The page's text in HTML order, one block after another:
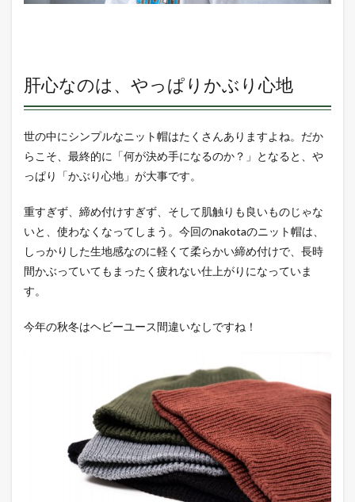
肝心なのは、やっぱりかぶり心地
世の中にシンプルなニット帽はたくさんありますよね。だか
らこそ、最終的に「何が決め手になるのか？」となると、や
っぱり「かぶり心地」が大事です。
重すぎず、締め付けすぎず、そして肌触りも良いものじゃな
いと、使わなくなってしまう。今回のnakotaのニット帽は、
しっかりした生地感なのに軽くて柔らかい締め付けで、長時
間かぶっていてもまったく疲れない仕上がりになっていま
す。
今年の秋冬はヘビーユース間違いなしですね！